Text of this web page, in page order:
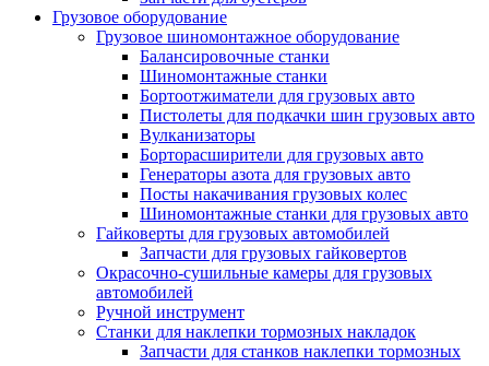
Грузовое оборудование
Грузовое шиномонтажное оборудование
Балансировочные станки
Шиномонтажные станки
Бортоотжиматели для грузовых авто
Пистолеты для подкачки шин грузовых авто
Вулканизаторы
Борторасширители для грузовых авто
Генераторы азота для грузовых авто
Посты накачивания грузовых колес
Шиномонтажные станки для грузовых авто
Гайковерты для грузовых автомобилей
Запчасти для грузовых гайковертов
Окрасочно-сушильные камеры для грузовых
автомобилей
Ручной инструмент
Станки для наклепки тормозных накладок
Запчасти для станков наклепки тормозных